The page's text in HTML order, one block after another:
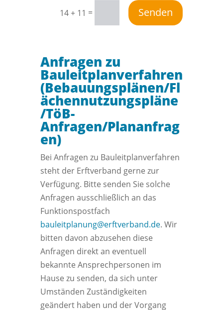
14 + 11 = Senden
Anfragen zu
Bauleitplanverfahren
(Bebauungsplänen/Fl
ächennutzungspläne
/TöB-
Anfragen/Plananfrag
en)
Bei Anfragen zu Bauleitplanverfahren
steht der Erftverband gerne zur
Verfügung. Bitte senden Sie solche
Anfragen ausschließlich an das
Funktionspostfach
bauleitplanung@erftverband.de. Wir
bitten davon abzusehen diese
Anfragen direkt an eventuell
bekannte Ansprechpersonen im
Hause zu senden, da sich unter
Umständen Zuständigkeiten
geändert haben und der Vorgang